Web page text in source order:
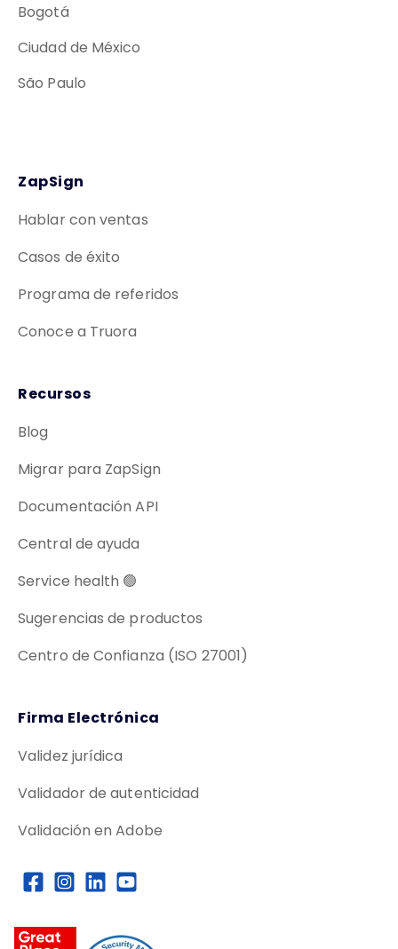
Bogotá
Ciudad de México
São Paulo
ZapSign
Hablar con ventas
Casos de éxito
Programa de referidos
Conoce a Truora
Recursos
Blog
Migrar para ZapSign
Documentación API
Central de ayuda
Service health 🟢
Sugerencias de productos
Centro de Confianza (ISO 27001)
Firma Electrónica
Validez jurídica
Validador de autenticidad
Validación en Adobe